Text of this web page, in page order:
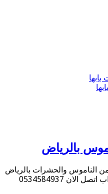
بالرياض
الناموس والحشرات بالرياض
اتصل الان 0506821878 — واتس اب اتصل الان 0534584937